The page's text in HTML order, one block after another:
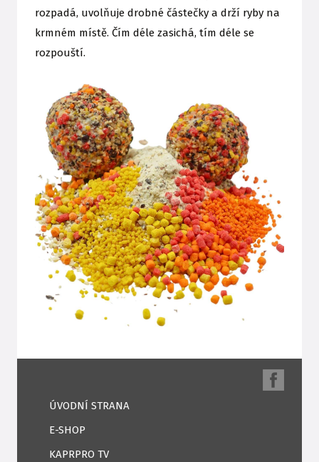
rozpadá, uvolňuje drobné částečky a drží ryby na
krmném místě. Čím déle zasichá, tím déle se
rozpouští.
ÚVODNÍ STRANA
E-SHOP
KAPRPRO TV